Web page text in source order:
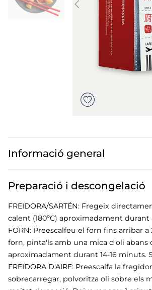
Informació general
Preparació i descongelació
FREIDORA/SARTÉN: Fregeix
calent (180ºC) aproximadament
FORN: Preescalfeu el forn fins arribar
forn, pinta'ls amb una mica d'oli abans
aproximadament durant 14-16 minuts.
FREIDORA D'AIRE: Preescalfa la
sobrecarregar, polvoritza oli sobre els